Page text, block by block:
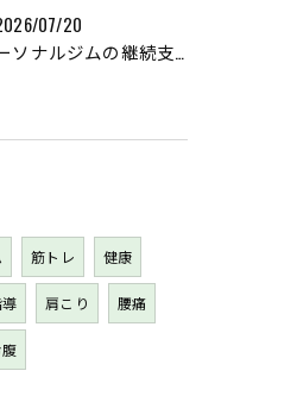
07/20
パーソナルジムの継続支援で習慣化と効果実感を叶える仕組み徹底解説
筋トレ 健康
肩こり 腰痛